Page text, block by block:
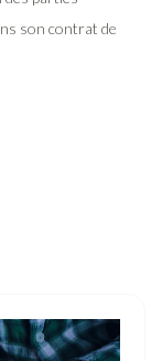
son contrat de